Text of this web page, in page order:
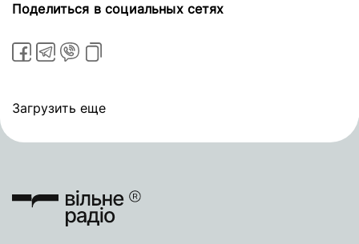
Поделиться в социальных сетях
Загрузить еще